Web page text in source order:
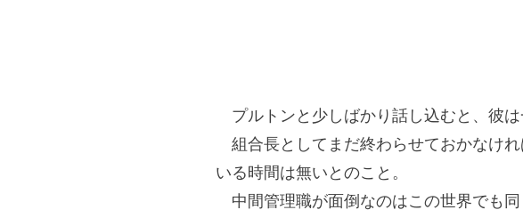
プルトンと少しばかり話し込むと、彼
組合長としてまだ終わらせておかなけ
いる時間は無いとのこと。
中間管理職が面倒なのはこの世界でも同